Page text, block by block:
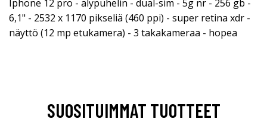
Iphone 12 pro - älypuhelin - dual-sim - 5g nr - 256 gb -
6,1" - 2532 x 1170 pikseliä (460 ppi) - super retina xdr -
näyttö (12 mp etukamera) - 3 takakameraa - hopea
SUOSITUIMMAT TUOTTEET